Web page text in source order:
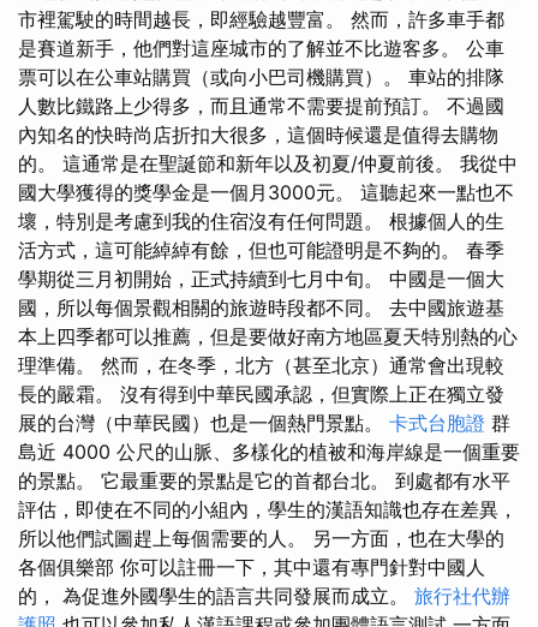
市裡駕駛的時間越長，即經驗越豐富。 然而，許多車手都
是賽道新手，他們對這座城市的了解並不比遊客多。 公車
票可以在公車站購買（或向小巴司機購買）。 車站的排隊
人數比鐵路上少得多，而且通常不需要提前預訂。 不過國
內知名的快時尚店折扣大很多，這個時候還是值得去購物
的。 這通常是在聖誕節和新年以及初夏/仲夏前後。 我從中
國大學獲得的獎學金是一個月3000元。 這聽起來一點也不
壞，特別是考慮到我的住宿沒有任何問題。 根據個人的生
活方式，這可能綽綽有餘，但也可能證明是不夠的。 春季
學期從三月初開始，正式持續到七月中旬。 中國是一個大
國，所以每個景觀相關的旅遊時段都不同。 去中國旅遊基
本上四季都可以推薦，但是要做好南方地區夏天特別熱的心
理準備。 然而，在冬季，北方（甚至北京）通常會出現較
長的嚴霜。 沒有得到中華民國承認，但實際上正在獨立發
展的台灣（中華民國）也是一個熱門景點。 卡式台胞證 群
島近 4000 公尺的山脈、多樣化的植被和海岸線是一個重要
的景點。 它最重要的景點是它的首都台北。 到處都有水平
評估，即使在不同的小組內，學生的漢語知識也存在差異，
所以他們試圖趕上每個需要的人。 另一方面，也在大學的
各個俱樂部 你可以註冊一下，其中還有專門針對中國人
的， 為促進外國學生的語言共同發展而成立。 旅行社代辦